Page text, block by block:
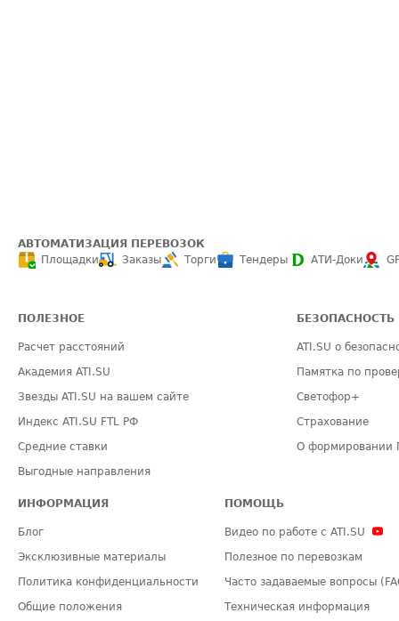
АВТОМАТИЗАЦИЯ ПЕРЕВОЗОК
Площадки
Заказы Торги Тендеры АТИ-Доки
ПОЛЕЗНОЕ
Расчет расстояний
Академия ATI.SU
Звезды ATI.SU на вашем сайте
Индекс ATI.SU FTL РФ
Средние ставки
Выгодные направления
БЕЗОПАСНОСТЬ
ATI.SU о
Памятка по
Светофор+
Страхование
О формировании
ИНФОРМАЦИЯ
Блог
Эксклюзивные материалы
Политика конфиденциальности
Общие положения
ПОМОЩЬ
Видео по работе с ATI.SU
Полезное по перевозкам
Часто задаваемые вопросы
Техническая информация